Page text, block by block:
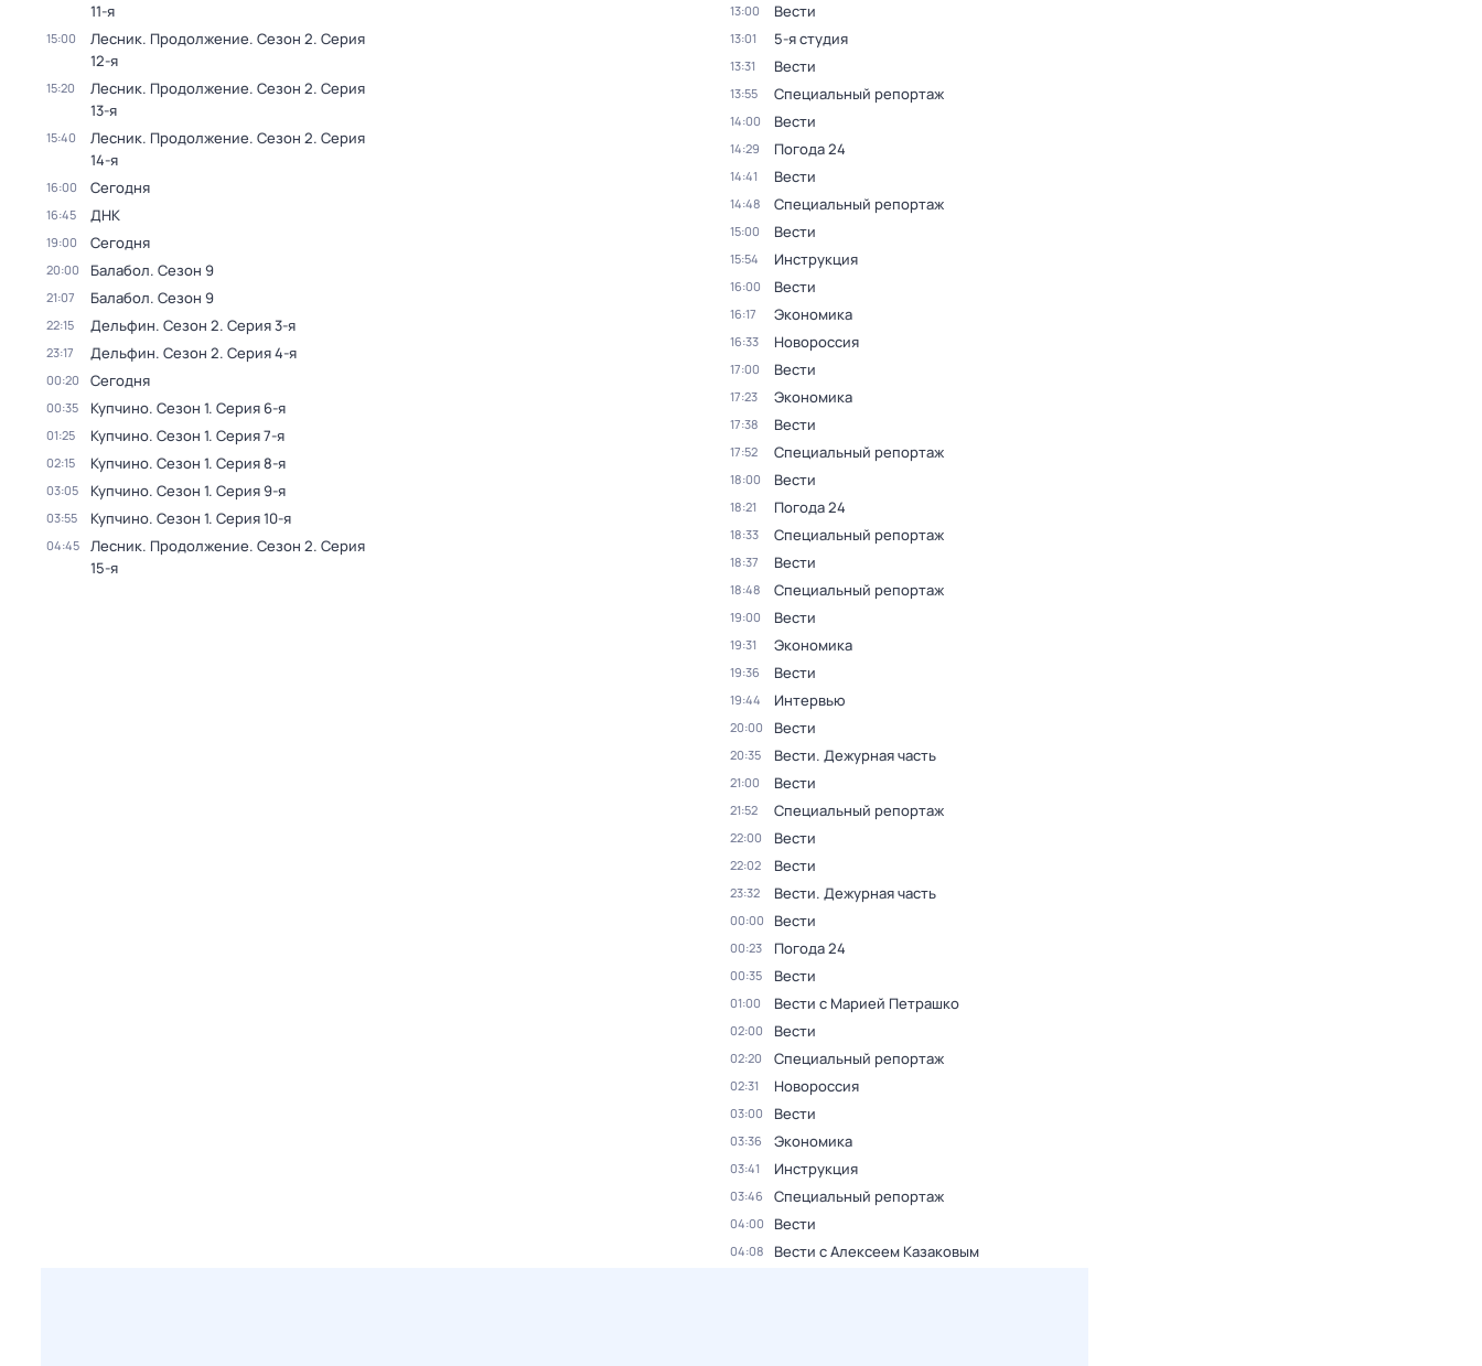
11-я
15:00 Лесник. Продолжение. Сезон 2. Серия
12-я
15:20 Лесник. Продолжение. Сезон 2. Серия
13-я
15:40 Лесник. Продолжение. Сезон 2. Серия
14-я
16:00 Сегодня
16:45 ДНК
19:00 Сегодня
20:00 Балабол. Сезон 9
21:07 Балабол. Сезон 9
22:15 Дельфин. Сезон 2. Серия 3-я
23:17 Дельфин. Сезон 2. Серия 4-я
00:20 Сегодня
00:35 Купчино. Сезон 1. Серия 6-я
01:25 Купчино. Сезон 1. Серия 7-я
02:15 Купчино. Сезон 1. Серия 8-я
03:05 Купчино. Сезон 1. Серия 9-я
03:55 Купчино. Сезон 1. Серия 10-я
04:45 Лесник. Продолжение. Сезон 2. Серия
15-я
13:00 Вести
13:01 5-я студия
13:31 Вести
13:55 Специальный репортаж
14:00 Вести
14:29 Погода 24
14:41 Вести
14:48 Специальный репортаж
15:00 Вести
15:54 Инструкция
16:00 Вести
16:17 Экономика
16:33 Новороссия
17:00 Вести
17:23 Экономика
17:38 Вести
17:52 Специальный репортаж
18:00 Вести
18:21 Погода 24
18:33 Специальный репортаж
18:37 Вести
18:48 Специальный репортаж
19:00 Вести
19:31 Экономика
19:36 Вести
19:44 Интервью
20:00 Вести
20:35 Вести. Дежурная часть
21:00 Вести
21:52 Специальный репортаж
22:00 Вести
22:02 Вести
23:32 Вести. Дежурная часть
00:00 Вести
00:23 Погода 24
00:35 Вести
01:00 Вести с Марией Петрашко
02:00 Вести
02:20 Специальный репортаж
02:31 Новороссия
03:00 Вести
03:36 Экономика
03:41 Инструкция
03:46 Специальный репортаж
04:00 Вести
04:08 Вести с Алексеем Казаковым